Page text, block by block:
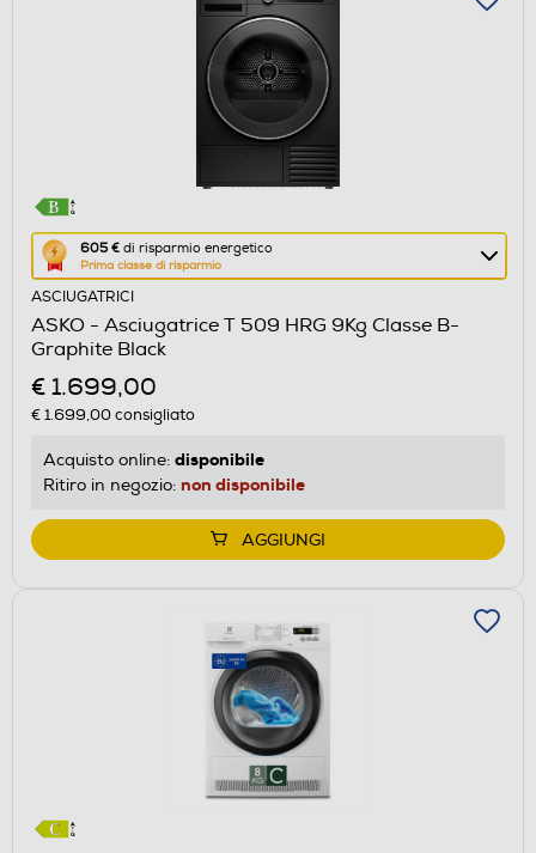
605 € di risparmio energetico
Prima classe di risparmio
Questa
azione
aprirà
il
Calcolatore
di
risparmio
energetico
di
ASCIUGATRICI
ASKO - Asciugatrice T 509 HRG 9Kg Classe B-
Graphite Black
€ 1.699,00
€ 1.699,00consigliato
Acquisto online: disponibile
Ritiro in negozio: non disponibile
AGGIUNGI